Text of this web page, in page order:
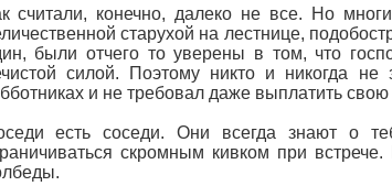
считали, конечно, далеко не все. Но
старухой на лестнице,
были отчего то уверены в том, что
силой. Поэтому никто и никогда
и не требовал даже выплатить
есть соседи. Они всегда знают о
скромным кивком при